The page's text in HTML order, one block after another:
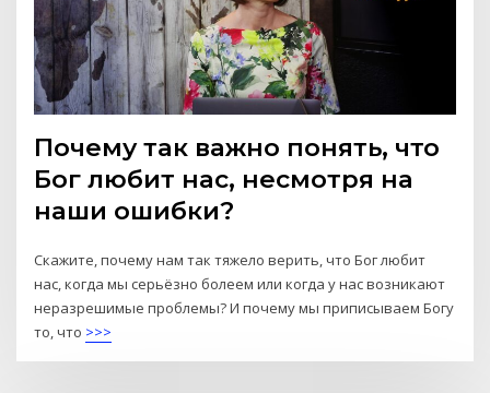
Почему так важно понять, что
Бог любит нас, несмотря на
наши ошибки?
Скажите, почему нам так тяжело верить, что Бог любит
нас, когда мы серьёзно болеем или когда у нас возникают
неразрешимые проблемы? И почему мы приписываем Богу
то, что >>>